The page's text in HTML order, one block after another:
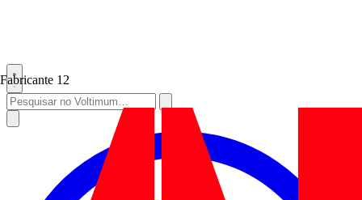
Fabricante 12